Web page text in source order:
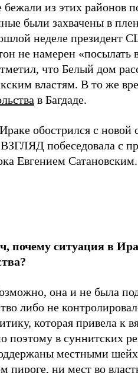
из этих районов
были захвачены в
неделе президент
не намерен «посылать
что Белый дом
властям. В то же
в Багдаде.
обострился с новой
побеседовала с
Евгением Сатановским.
почему ситуация в
она и не была
либо не
которая привела к
поэтому в суннитских
местными
пироге, ни мест во